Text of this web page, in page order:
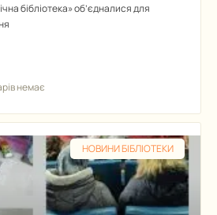
бібліотека» об’єдналися для
немає
НОВИНИ БІБЛІОТЕКИ